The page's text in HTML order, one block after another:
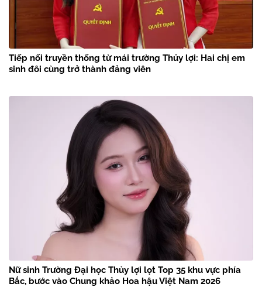
Tiếp nối truyền thống từ mái trường Thủy lợi: Hai chị em
sinh đôi cùng trở thành đảng viên
Nữ sinh Trường Đại học Thủy lợi lọt Top 35 khu vực phía
Bắc, bước vào Chung khảo Hoa hậu Việt Nam 2026